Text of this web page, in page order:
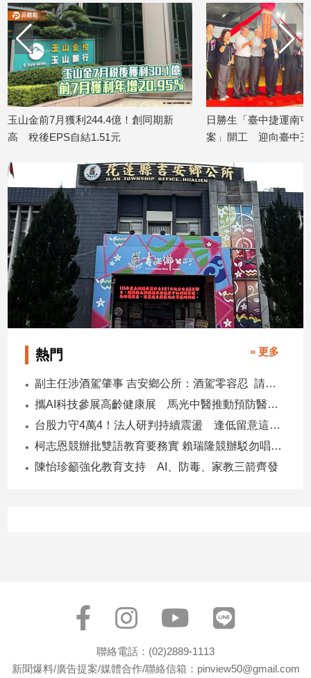
生
活
建
築/
室
內
設
美
食
星
座/
命
理
費
親
情
藝
術
文
動
玉山金前7月獲利244.4億！創同期新
高 稅後EPS自結1.51元
日勝生「臺中捷運南
案」開工 迎向臺中三
熱門 » 更多
副主任涉酒駕肇事 吉安鄉公所：酒駕零容忍 請辭獲准
攜AI科技參展高齡健康展 馬光中醫推動預防醫學迎接長壽新經濟
台股力守4萬4！法人研判持續震盪 逢低留意這些族群
柯志恩競辦批雙語教育要務實 賴瑞隆競辦駁勿唱衰高雄
陳怡珍籲強化教育支持 AI、防毒、家教三箭齊發
聯絡電話：(02)2889-1113
新聞爆料/廣告提案/媒體合作/聯絡信箱：pinview50@gmail.com